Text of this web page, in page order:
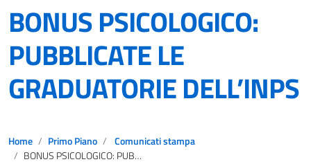
BONUS PSICOLOGICO:
PUBBLICATE LE
GRADUATORIE DELL’INPS
Home Primo Piano
Comunicati stampa
BONUS PSICOLOGICO: PUBBLICATE LE GRADUATORIE DELL’INPS